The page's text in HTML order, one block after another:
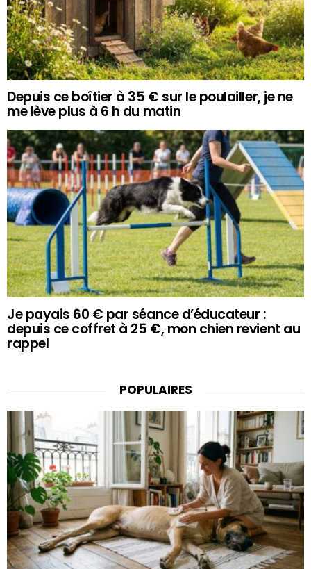
Depuis ce boîtier à 35 € sur le poulailler, je ne
me lève plus à 6 h du matin
Je payais 60 € par séance d’éducateur :
depuis ce coffret à 25 €, mon chien revient au
rappel
POPULAIRES